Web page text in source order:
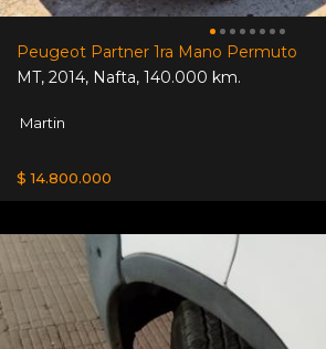
Peugeot Partner 1ra Mano Permuto
MT, 2014, Nafta, 140.000 km.
Martin
$ 14.800.000